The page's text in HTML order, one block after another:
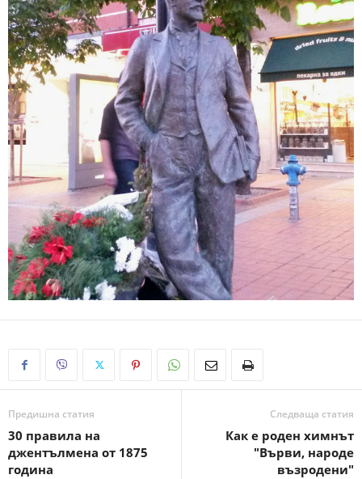
Предишна статия
30 правила на
джентълмена от 1875
година
Следваща статия
Как е роден химнът
"Върви, народе
възродени"